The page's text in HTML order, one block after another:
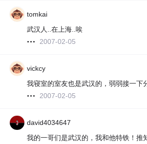
tomkai
武汉人..在上海..唉
2007-02-05
vickcy
我寝室的室友也是武汉的，弱弱接一下
2007-02-05
david4034647
我的一哥们是武汉的，我和他特铁！推